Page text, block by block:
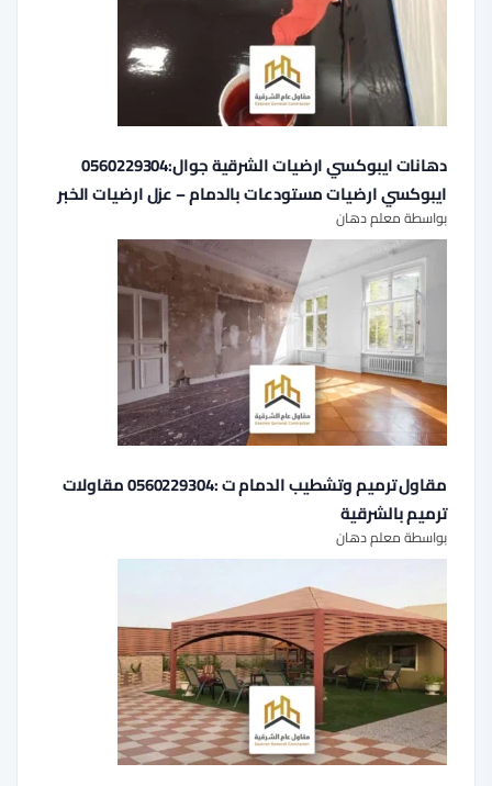
دهانات ايبوكسي ارضيات الشرقية جوال:0560229304
ايبوكسي ارضيات مستودعات بالدمام – عزل ارضيات الخبر
بواسطة معلم دهان
مقاول ترميم وتشطيب الدمام ت :0560229304 مقاولات
ترميم بالشرقية
بواسطة معلم دهان